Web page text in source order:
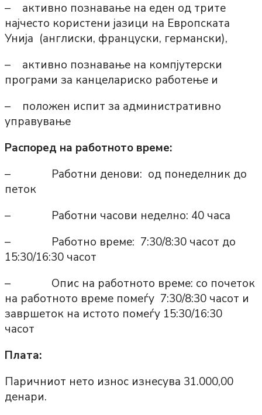
– активно познавање на еден од трите
најчесто користени јазици на Европската
Унија (англиски, француски, германски),
– активно познавање на компјутерски
програми за канцелариско работење и
– положен испит за административно
управување
Распоред на работното време:
– Работни денови: од понеделник до
петок
– Работни часови неделно: 40 часа
– Работно време: 7:30/8:30 часот до
15:30/16:30 часот
– Опис на работното време: со почеток
на работното време помеѓу 7:30/8:30 часот и
завршеток на истото помеѓу 15:30/16:30
часот
Плата:
Паричниот нето износ изнесува 31.000,00
денари.